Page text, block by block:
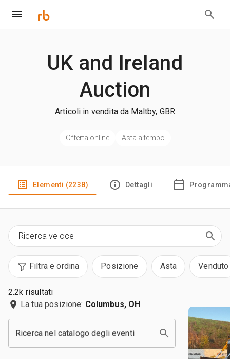
UK and Ireland
Auction
Articoli in vendita da Maltby, GBR
Offerta online Asta a tempo
Elementi (2238) Dettagli
Filtra e ordina Posizione Asta Venduto
2.2k risultati
La tua posizione: Columbus, OH
Ricerca nel catalogo degli eventi